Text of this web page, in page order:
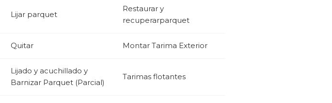
Lijar parquet
Restaurar y
recuperarparquet
Quitar Montar Tarima Exterior
Lijado y acuchillado y
Barnizar Parquet (Parcial)
Tarimas flotantes